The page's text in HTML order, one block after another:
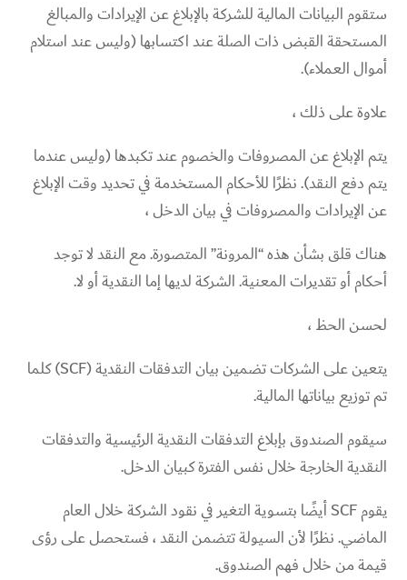
ستقوم البيانات المالية للشركة بالإبلاغ عن الإيرادات والمبالغ
المستحقة القبض ذات الصلة عند اكتسابها (وليس عند استلام
أموال العملاء).
علاوة على ذلك ،
يتم الإبلاغ عن المصروفات والخصوم عند تكبدها (وليس عندما
يتم دفع النقد). نظرًا للأحكام المستخدمة في تحديد وقت الإبلاغ
عن الإيرادات والمصروفات في بيان الدخل ،
هناك قلق بشأن هذه “المرونة” المتصورة. مع النقد لا توجد
أحكام أو تقديرات المعنية. الشركة لديها إما النقدية أو لا.
لحسن الحظ ،
يتعين على الشركات تضمين بيان التدفقات النقدية (SCF) كلما
تم توزيع بياناتها المالية.
سيقوم الصندوق بإبلاغ التدفقات النقدية الرئيسية والتدفقات
النقدية الخارجة خلال نفس الفترة كبيان الدخل.
يقوم SCF أيضًا بتسوية التغير في نقود الشركة خلال العام
الماضي. نظرًا لأن السيولة تتضمن النقد ، فستحصل على رؤى
قيمة من خلال فهم الصندوق.